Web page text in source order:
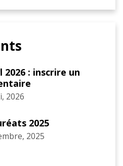
2026 : inscrire un
2026
2025
2025